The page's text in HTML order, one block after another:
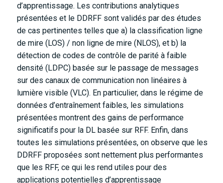
d’apprentissage. Les contributions analytiques
présentées et le DDRFF sont validés par des études
de cas pertinentes telles que a) la classification ligne
de mire (LOS) / non ligne de mire (NLOS), et b) la
détection de codes de contrôle de parité à faible
densité (LDPC) basée sur le passage de messages
sur des canaux de communication non linéaires à
lumière visible (VLC). En particulier, dans le régime de
données d’entraînement faibles, les simulations
présentées montrent des gains de performance
significatifs pour la DL basée sur RFF. Enfin, dans
toutes les simulations présentées, on observe que les
DDRFF proposées sont nettement plus performantes
que les RFF, ce qui les rend utiles pour des
applications potentielles d’apprentissage